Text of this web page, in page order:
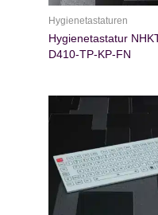
Hygienetastaturen
Hygienetastatur
D410-TP-KP-FN